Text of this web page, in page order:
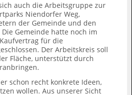
auch die Arbeitsgruppe zur
Niendorfer Weg,
der Gemeinde und den
Gemeinde hatte noch im
für die
Der Arbeitskreis soll
Fläche, unterstützt durch
schon recht konkrete Ideen,
wollen. Aus unserer Sicht